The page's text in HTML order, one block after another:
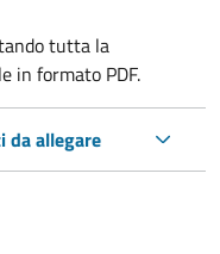
tutta la
in formato PDF.
da allegare